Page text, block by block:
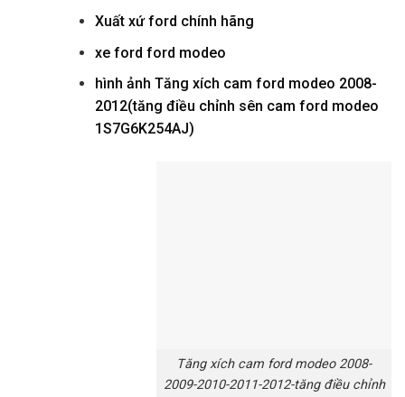
Xuất xứ ford chính hãng
xe ford ford modeo
hình ảnh Tăng xích cam ford modeo 2008-
2012(tăng điều chỉnh sên cam ford modeo
1S7G6K254AJ)
Tăng xích cam ford modeo 2008-
2009-2010-2011-2012-tăng điều chỉnh